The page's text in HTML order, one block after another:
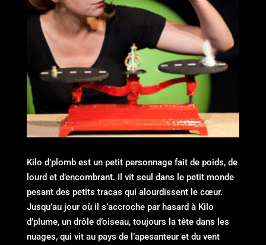
Kilo d’plomb est un petit personnage fait de poids, de
lourd et d’encombrant. Il vit seul dans le petit monde
pesant des petits tracas qui alourdissent le cœur.
Jusqu’au jour où il s’accroche par hasard à Kilo
d’plume, un drôle d’oiseau, toujours la tête dans les
nuages, qui vit au pays de l’apesanteur et du vent